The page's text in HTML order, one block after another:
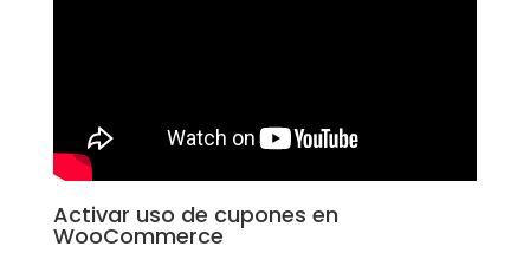
Activar uso de cupones en
WooCommerce